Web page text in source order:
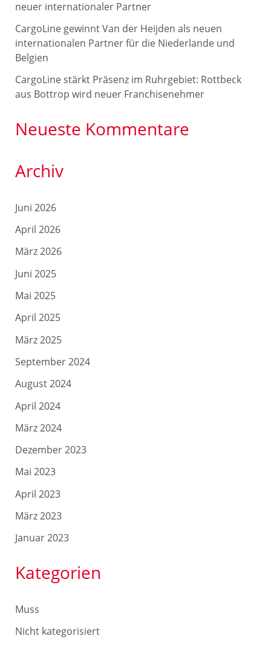
c
h
:
neuer internationaler Partner
CargoLine gewinnt Van der Heijden als neuen
internationalen Partner für die Niederlande und
Belgien
CargoLine stärkt Präsenz im Ruhrgebiet: Rottbeck
aus Bottrop wird neuer Franchisenehmer
Neueste Kommentare
Archiv
Juni 2026
April 2026
März 2026
Juni 2025
Mai 2025
April 2025
März 2025
September 2024
August 2024
April 2024
März 2024
Dezember 2023
Mai 2023
April 2023
März 2023
Januar 2023
Kategorien
Muss
Nicht kategorisiert